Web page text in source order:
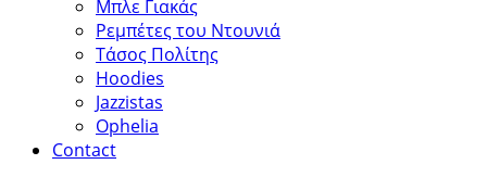
Μπλε Γιακάς
Ρεμπέτες του Ντουνιά
Τάσος Πολίτης
Hoodies
Jazzistas
Ophelia
Contact